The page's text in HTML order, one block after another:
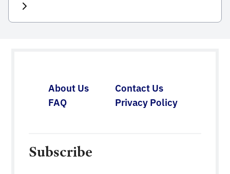
principal de ampliar y fomentar la aplicación
nacional de BIM. BIM Croacia reúne a profesionales
About Us
Contact Us
FAQ
Privacy Policy
Subscribe